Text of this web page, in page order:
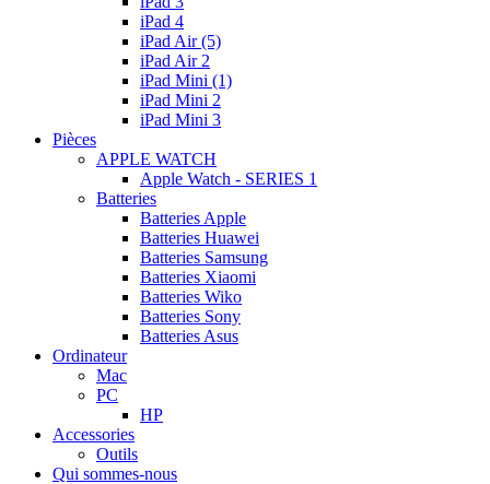
iPad 4
iPad Air (5)
iPad Air 2
iPad Mini (1)
iPad Mini 2
iPad Mini 3
Pièces
APPLE WATCH
Apple Watch - SERIES 1
Batteries
Batteries Apple
Batteries Huawei
Batteries Samsung
Batteries Xiaomi
Batteries Wiko
Batteries Sony
Batteries Asus
Ordinateur
Mac
PC
HP
Accessories
Outils
Qui sommes-nous